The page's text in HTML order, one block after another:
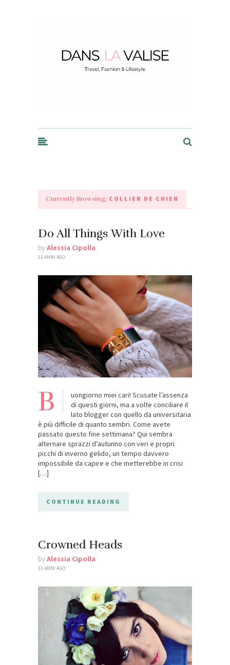
Currently Browsing: COLLIER DE CHIEN
Do All Things With Love
byAlessia Cipolla
13 ANNI AGO
B
uongiorno miei cari! Scusate l’assenza
di questi giorni, ma a volte conciliare il
lato blogger con quello da universitaria
è più difficile di quanto sembri. Come avete
passato questo fine settimana? Qui sembra
alternare sprazzi d’autunno con veri e propri
picchi di inverno gelido, un tempo davvero
impossibile da capire e che metterebbe in crisi
[…]
CONTINUE READING
Crowned Heads
byAlessia Cipolla
13 ANNI AGO